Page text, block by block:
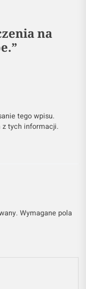
na
”
tego wpisu.
z tych informacji.
Wymagane pola